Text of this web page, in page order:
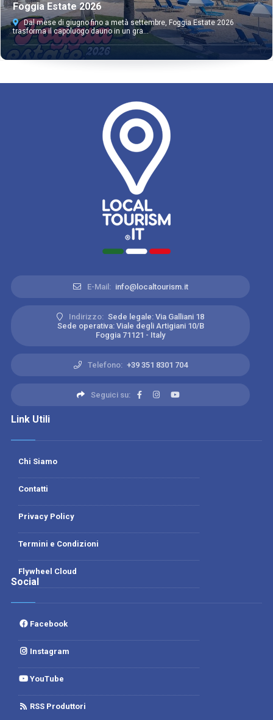
Foggia Estate 2026
Dal mese di giugno fino a metà settembre, Foggia Estate 2026
trasforma il capoluogo dauno in un gra...
E-Mail: info@localtourism.it
Indirizzo: Sede legale: Via Galliani 18
Sede operativa: Viale degli Artigiani 10/B
Foggia 71121 - Italy
Telefono: +39 351 8301 704
Seguici su:
Link Utili
Chi Siamo
Contatti
Privacy Policy
Termini e Condizioni
Flywheel Cloud
Social
Facebook
Instagram
YouTube
RSS Produttori